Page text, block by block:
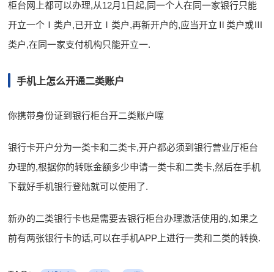
柜台网上都可以办理,从12月1日起,同一个人在同一家银行只能
开立一个Ⅰ类户,已开立Ⅰ类户,再新开户的,应当开立Ⅱ类户或Ⅲ
类户,在同一家支付机构只能开立一.
手机上怎么开通二类账户
你携带身份证到银行柜台开二类账户噻
银行卡开户分为一类卡和二类卡,开户都必须到银行营业厅柜台
办理的,根据你的转账金额多少申请一类卡和二类卡,然后在手机
下载好手机银行登陆就可以使用了.
新办的二类银行卡也是需要去银行柜台办理激活使用的,如果之
前有两张银行卡的话,可以在手机APP上进行一类和二类的转换.